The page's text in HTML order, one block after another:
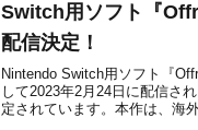
Switch用ソフト『
配信決定！
Nintendo Switch用ソフト『
して2023年2月24日に配信さ
定されています。本作は、海